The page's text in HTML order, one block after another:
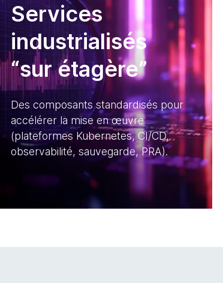
Services
industrialisés
“sur étagère”
Des composants standardisés pour
accélérer la mise en œuvre
(plateformes Kubernetes, CI/CD,
observabilité, sauvegarde, PRA).